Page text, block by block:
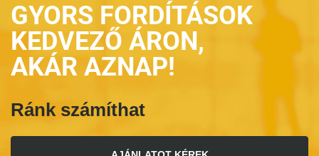
GYORS FORDÍTÁSOK
KEDVEZŐ ÁRON,
AKÁR AZNAP!
Ránk számíthat